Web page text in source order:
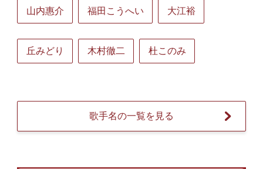
山内惠介 福田こうへい 大江裕
丘みどり 木村徹二 杜このみ
歌手名の一覧を見る